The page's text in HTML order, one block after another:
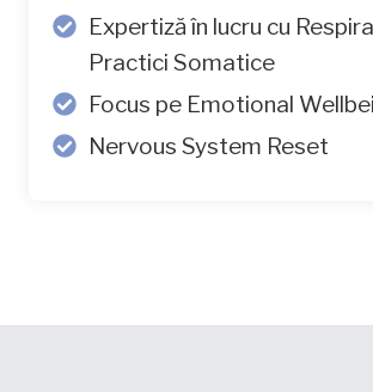
Expertiză în lucru cu
Practici Somatice
Focus pe Emotional
Nervous System Reset